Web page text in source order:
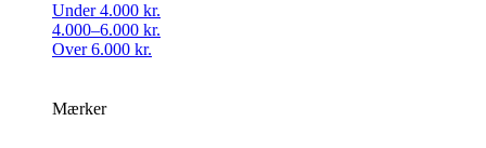
Under 4.000 kr.
4.000–6.000 kr.
Over 6.000 kr.
Mærker